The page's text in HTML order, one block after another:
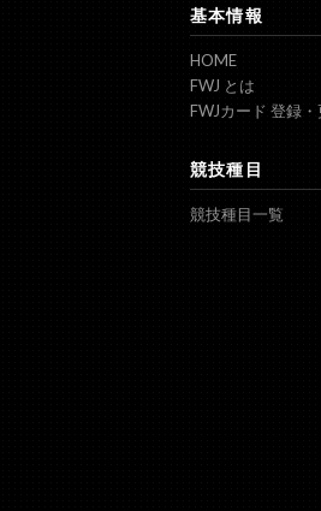
基本情報
HOME
FWJ とは
FWJカード 登録
競技種目
競技種目一覧